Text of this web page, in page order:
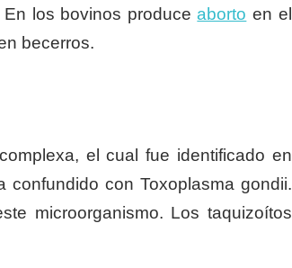
En los bovinos produceaborto en el
becerros.
el cual fue identificado en
confundido con Toxoplasma gondii.
microorganismo. Los taquizoítos